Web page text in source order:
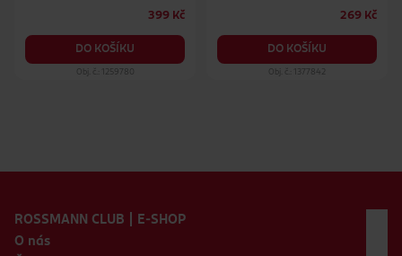
399 Kč
DO KOŠÍKU
Obj. č.: 1259780
269 Kč
DO KOŠÍKU
Obj. č.: 1377842
ROSSMANN CLUB | E-SHOP
O nás